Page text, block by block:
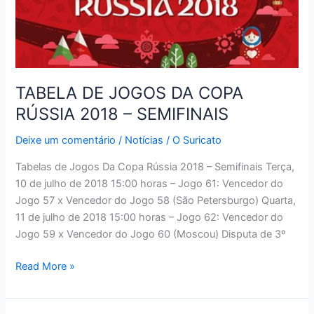
TABELA DE JOGOS DA COPA
RÚSSIA 2018 – SEMIFINAIS
Deixe um comentário / Notícias /O Suricato
Tabelas de Jogos Da Copa Rússia 2018 – Semifinais Terça,
10 de julho de 2018 15:00 horas – Jogo 61: Vencedor do
Jogo 57 x Vencedor do Jogo 58 (São Petersburgo) Quarta,
11 de julho de 2018 15:00 horas – Jogo 62: Vencedor do
Jogo 59 x Vencedor do Jogo 60 (Moscou) Disputa de 3º
TABELA
JOGOS
Read More »